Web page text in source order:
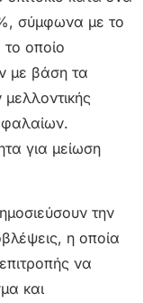
σύμφωνα με το
οποίο
με βάση τα
για μείωση
την
η οποία
να
και